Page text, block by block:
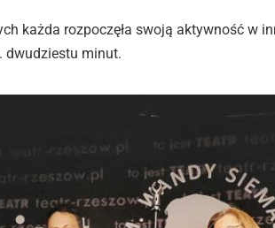
każda rozpoczęła swoją aktywność w
dwudziestu minut.